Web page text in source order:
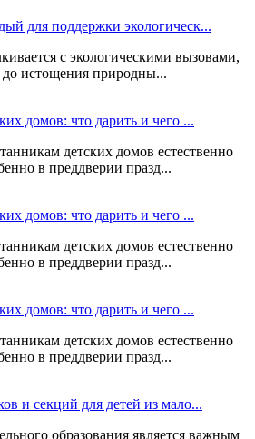
для поддержки экологическ...
с экологическими вызовами,
до истощения природны...
домов: что дарить и чего ...
детских домов естественно
в преддверии празд...
домов: что дарить и чего ...
детских домов естественно
в преддверии празд...
домов: что дарить и чего ...
детских домов естественно
в преддверии празд...
и секций для детей из мало...
образования является важным